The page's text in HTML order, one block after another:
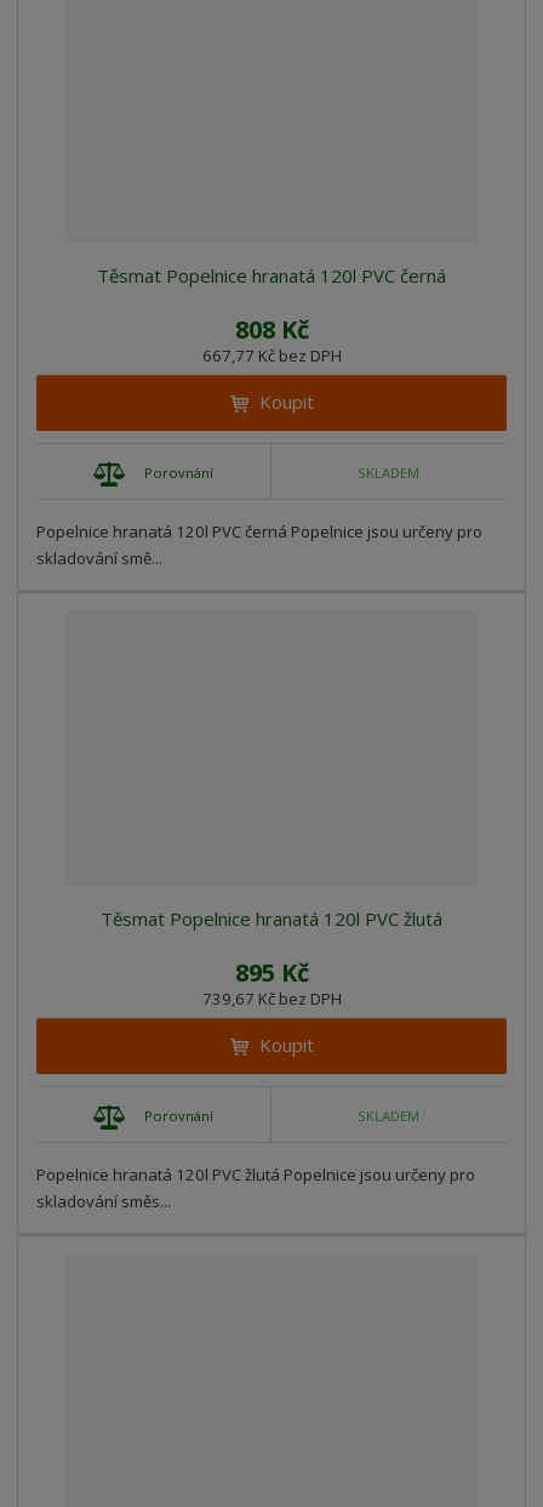
Těsmat Popelnice hranatá 120l PVC černá
808 Kč
667,77 Kč bez DPH
Koupit
Porovnání SKLADEM
Popelnice hranatá 120l PVC černá Popelnice jsou určeny pro
skladování smě...
Těsmat Popelnice hranatá 120l PVC žlutá
895 Kč
739,67 Kč bez DPH
Koupit
Porovnání SKLADEM
Popelnice hranatá 120l PVC žlutá Popelnice jsou určeny pro
skladování směs...